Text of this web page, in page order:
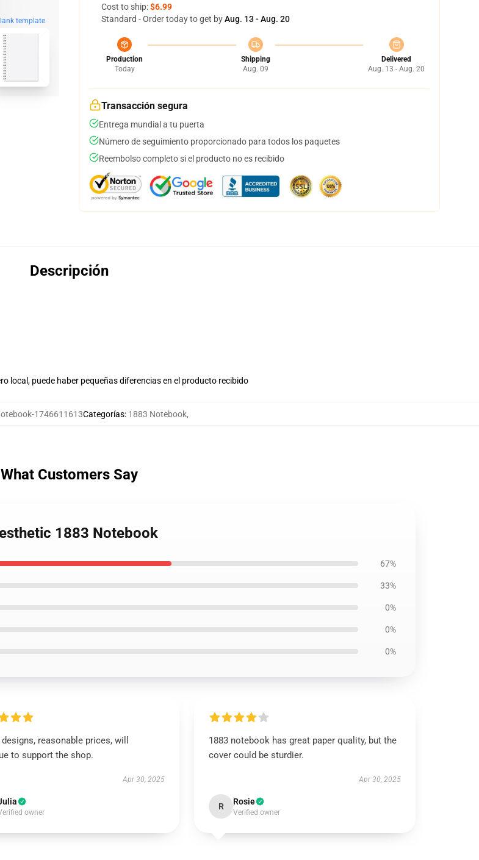
template
Cost to ship:$6.99
Standard - Order today to get byAug. 13 - Aug. 20
Production
Today
Shipping
Aug. 09
Delivered
Aug. 13 - Aug. 20
Transacción segura
Entrega mundial a tu puerta
Número de seguimiento proporcionado para todos los paquetes
Reembolso completo si el producto no es recibido
Descripción
local, puede haber pequeñas diferencias en el producto recibido
1746611613Categorías: 1883 Notebook,
What Customers Say
1883 Notebook
67%
33%
0%
0%
0%
reasonable prices, will
to support the shop.
Apr 30, 2025
owner
1883 notebook has great paper quality, but the
cover could be sturdier.
Apr 30, 2025
R Rosie
Verified owner